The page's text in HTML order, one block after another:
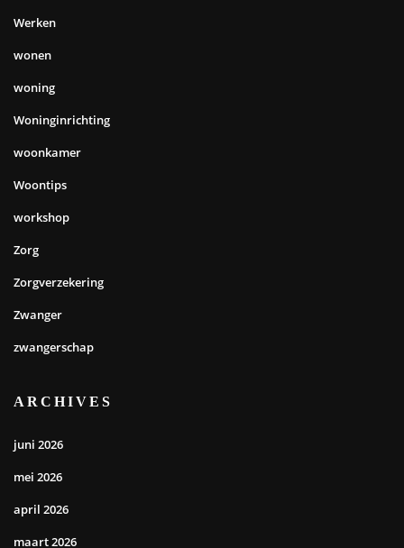
Werken
wonen
woning
Woninginrichting
woonkamer
Woontips
workshop
Zorg
Zorgverzekering
Zwanger
zwangerschap
ARCHIVES
juni 2026
mei 2026
april 2026
maart 2026